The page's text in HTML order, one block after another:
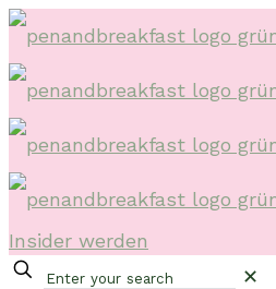
Insider werden
✕